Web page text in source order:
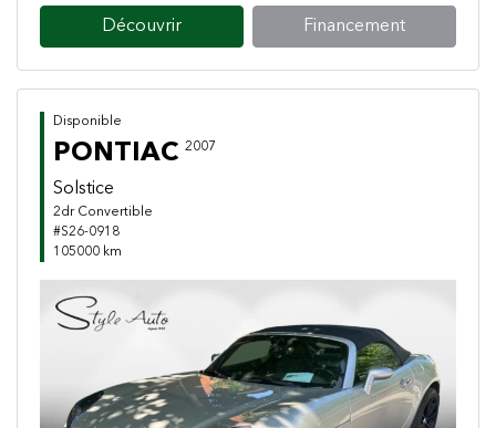
Découvrir Financement
Disponible
PONTIAC 2007
Solstice
2dr Convertible
#S26-0918
105000 km